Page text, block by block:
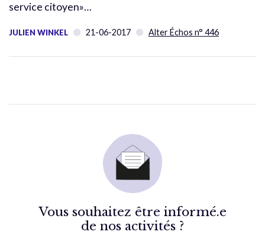
service citoyen»…
JULIEN WINKEL 21-06-2017 Alter Échos n° 446
Vous souhaitez être informé.e
de nos activités ?